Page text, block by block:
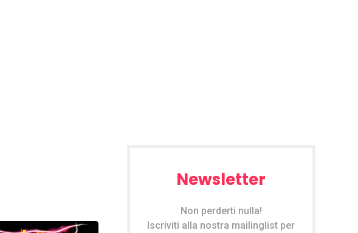
Newsletter
Non perderti nulla!
Iscriviti alla nostra mailinglist per